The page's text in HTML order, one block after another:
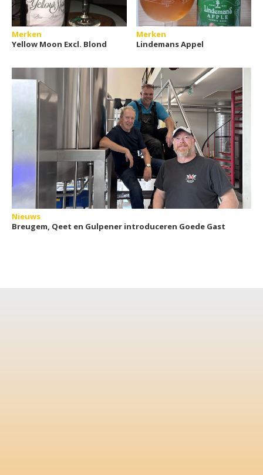
Merken
Yellow Moon Excl. Blond
Merken
Lindemans Appel
Nieuws
Breugem, Qeet en Gulpener introduceren Goede Gast